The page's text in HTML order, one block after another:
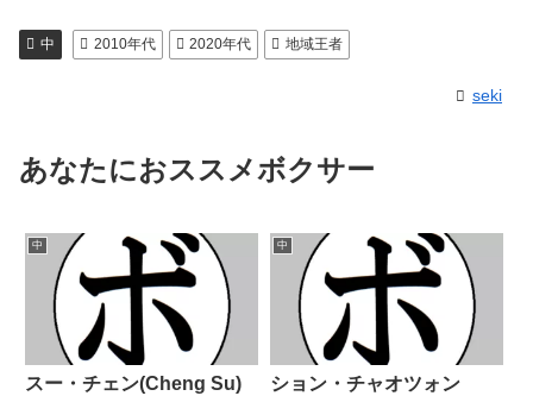
中 2010年代 2020年代 地域王者
seki
あなたにおススメボクサー
中
スー・チェン(Cheng Su)
中
ション・チャオツォン